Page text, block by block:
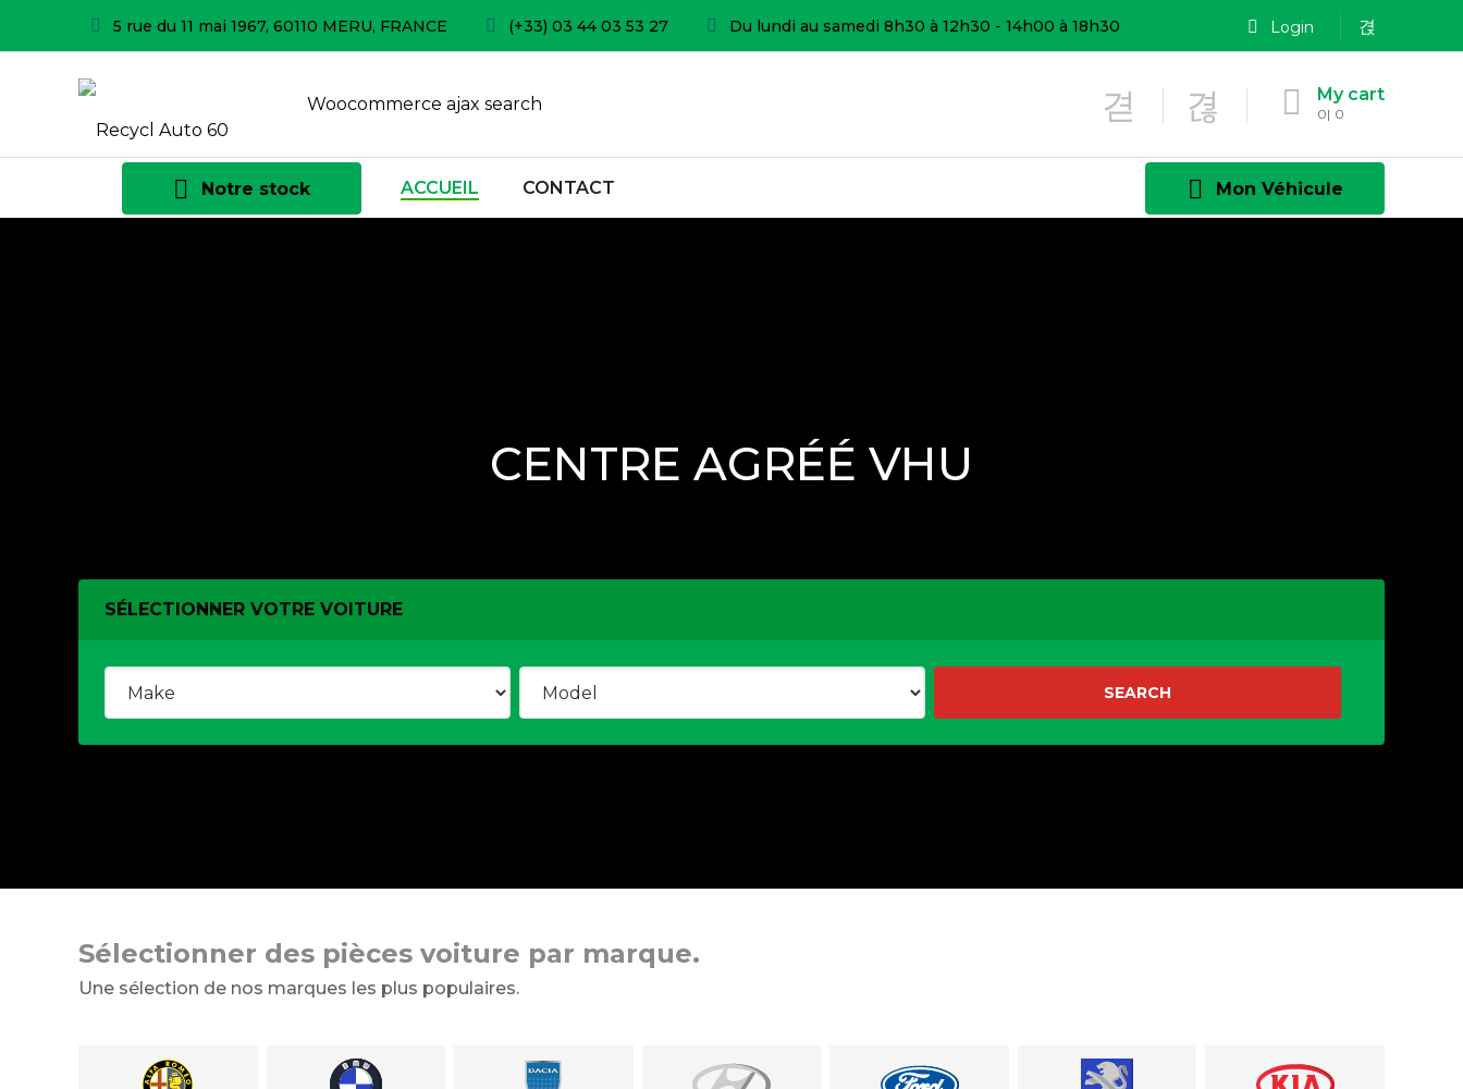
5 rue du 11 mai 1967, 60110 MERU, FRANCE (+33) 03 44 03 53 27 Du lundi au samedi 8h30 à 12h30 - 14h00 à 18h30 Login
Woocommerce ajax search My cart
0 0
Mon Véhicule
Notre stock ACCUEIL CONTACT
CENTRE AGRÉÉ VHU
SÉLECTIONNER VOTRE VOITURE
Sélectionner des pièces voiture par marque.
Une sélection de nos marques les plus populaires.